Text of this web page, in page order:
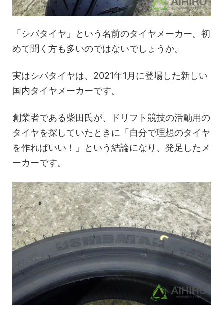
「シバタイヤ」という名前のタイヤメーカー。初
めて聞く方も多いのではないでしょうか。
実はシバタイヤは、2021年1月に登場した新しい
国内タイヤメーカーです。
創業者である柴田氏が、ドリフト競技の活動用の
タイヤを探していたときに「自分で理想のタイヤ
を作ればいい！」という結論になり、発足したメ
ーカーです。